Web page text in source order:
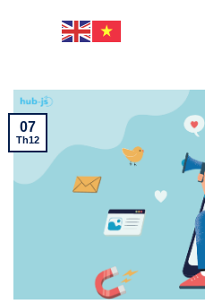
07
Th12